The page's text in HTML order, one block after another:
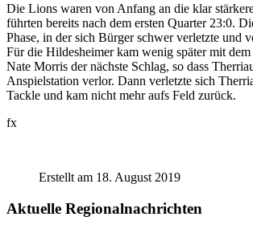
Die Lions waren von Anfang an die klar
führten bereits nach dem ersten Quarter 23:0.
Phase, in der sich Bürger schwer verletzte und
Für die Hildesheimer kam wenig später mit
Nate Morris der nächste Schlag, so dass
Anspielstation verlor. Dann verletzte sich
Tackle und kam nicht mehr aufs Feld zurück.
fx
Erstellt am 18. August 2019
Aktuelle Regionalnachrichten